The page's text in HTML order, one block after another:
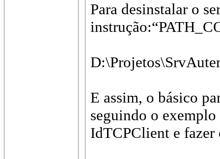
Para desinstalar o
E assim, o básico
seguindo o
IdTCPClient e